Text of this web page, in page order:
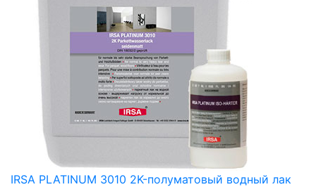
IRSA PLATINUM 3010 2K-полуматовый водный лак